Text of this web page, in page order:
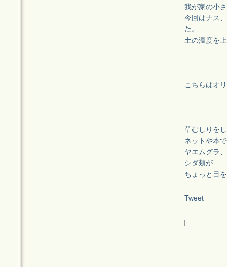
我が家の小
今回はナス
た。
土の温度を
こちらはオ
草むしりを
ネットや本
ヤエムグラ
シダ類が
ちょっと目
Tweet
- -